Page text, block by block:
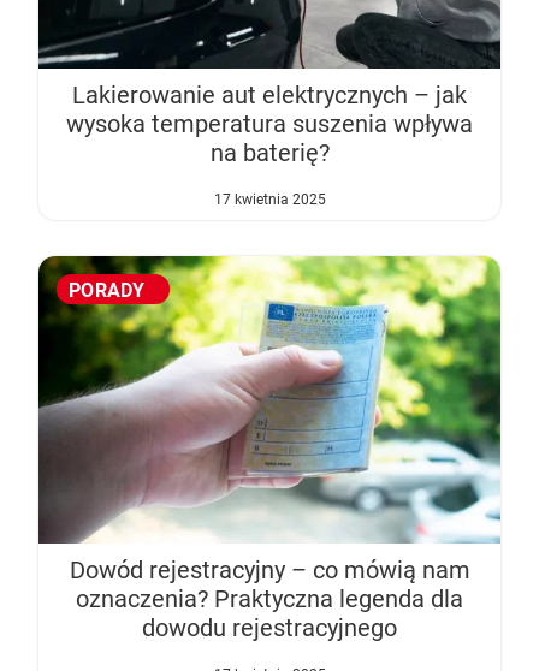
Jak wybrać i czyścić dywaniki samochodowe
Rusza strefa czystego transportu w
Warszawie. Co to oznacza?
Co oznacza zapalona kontrolka EPC w
samochodzie?
Bezpieczna jazda zimą okiem Rajdowego
Mistrza
Lakierowanie aut elektrycznych – jak
wysoka temperatura suszenia wpływa
na baterię?
17 kwietnia 2025
Dowód rejestracyjny – co mówią nam
oznaczenia? Praktyczna legenda dla
dowodu rejestracyjnego
PORADY